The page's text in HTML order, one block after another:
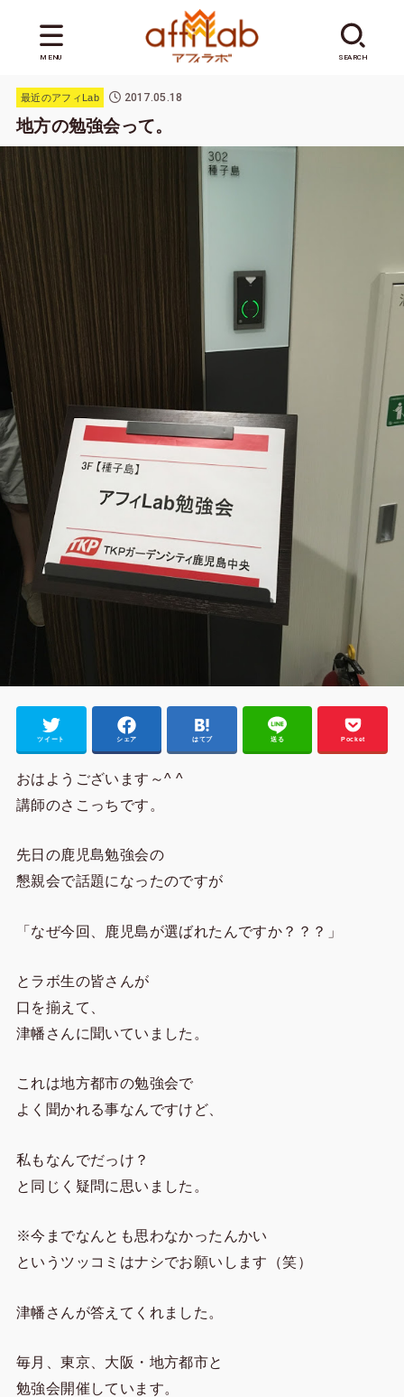
SEARCH
MENU
最近のアフィLab 2017.05.18
地方の勉強会って。
ツイート シェア はてブ 送る Pocket
おはようございます～^ ^
講師のさこっちです。
先日の鹿児島勉強会の
懇親会で話題になったのですが
「なぜ今回、鹿児島が選ばれたんですか？？？」
とラボ生の皆さんが
口を揃えて、
津幡さんに聞いていました。
これは地方都市の勉強会で
よく聞かれる事なんですけど、
私もなんでだっけ？
と同じく疑問に思いました。
※今までなんとも思わなかったんかい
というツッコミはナシでお願いします（笑）
津幡さんが答えてくれました。
毎月、東京、大阪・地方都市と
勉強会開催しています。